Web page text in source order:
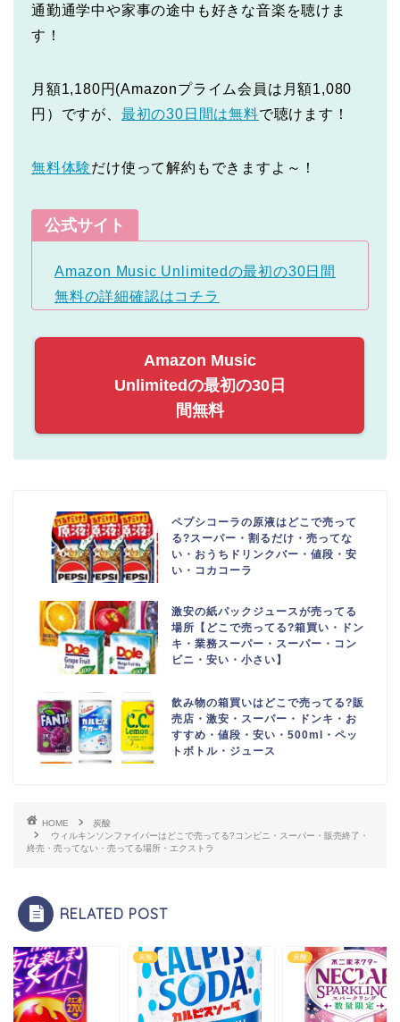
通勤通学中や家事の途中も好きな音楽を聴けま
す！
月額1,180円(Amazonプライム会員は月額1,080
円）ですが、 最初の30日間は無料で聴けます！
無料体験だけ使って解約もできますよ～！
公式サイト
Amazon Music Unlimitedの最初の30日間
無料の詳細確認はコチラ
Amazon Music
Unlimitedの最初の30日
間無料
ペプシコーラの原液はどこで売って
る?スーパー・割るだけ・売ってな
い・おうちドリンクバー・値段・安
い・コカコーラ
激安の紙パックジュースが売ってる
場所【どこで売ってる?箱買い・ドン
キ・業務スーパー・スーパー・コン
ビニ・安い・小さい】
飲み物の箱買いはどこで売ってる?販
売店・激安・スーパー・ドンキ・お
すすめ・値段・安い・500ml・ペッ
トボトル・ジュース
HOME
炭酸
ウィルキンソンファイバーはどこで売ってる?コンビニ・スーパー・販売終了・
終売・売ってない・売ってる場所・エクストラ
RELATED POST
炭酸 炭酸 炭酸